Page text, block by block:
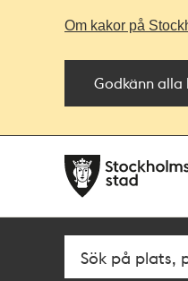
Om kakor på
Godkänn alla
navigationen
huvudinnehållet
Fritextsök